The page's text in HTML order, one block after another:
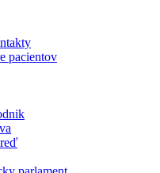
pacientov